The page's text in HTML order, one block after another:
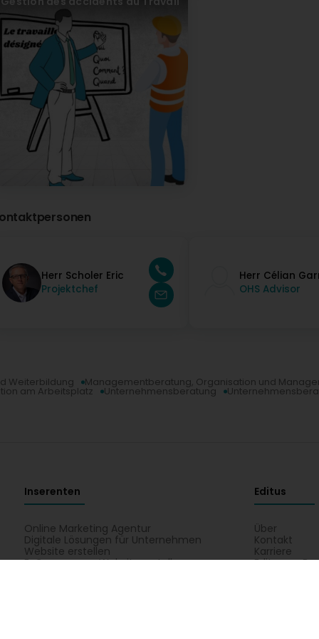
Herr Scholer Eric
Projektchef
Herr Célian
OHS Advisor
Weiterbildung Managementberatung, Organisation und
am Arbeitsplatz Unternehmensberatung
Inserenten
Online Marketing Agentur
Digitale Lösungen für Unternehmen
Website erstellen
E-Commerce-Website erstellen
Editus
Über
Kontakt
Karriere
Editus